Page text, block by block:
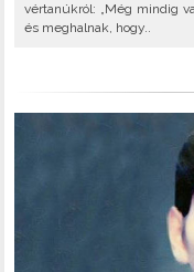
vértanúkról: „Még mindig
és meghalnak, hogy..